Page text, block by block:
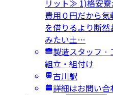
リット≫ 1)格安
費用０円だから
を借りるより断
みたい土…
製造スタッフ ·
組立・組付け
古川駅
詳細はお問い